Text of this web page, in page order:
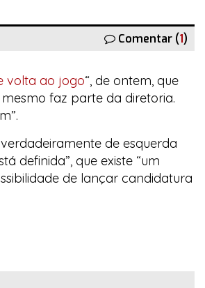
Comentar (1)
volta ao jogo“, de ontem, que
faz parte da diretoria.
de esquerda
definida”, que existe “um
de lançar candidatura